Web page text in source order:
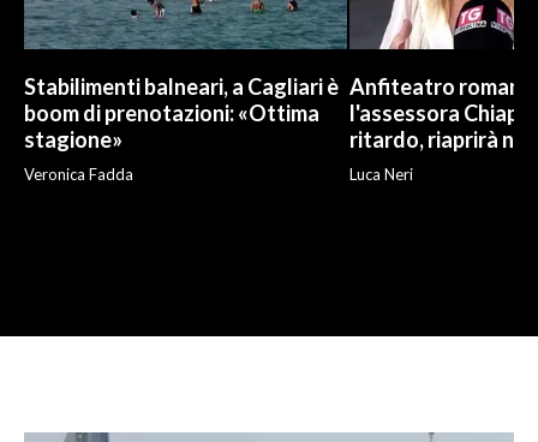
Stabilimenti balneari, a Cagliari è
boom di prenotazioni: «Ottima
stagione»
Veronica Fadda
Anfiteatro romano
l'assessora
ritardo, riaprirà nel
Luca Neri